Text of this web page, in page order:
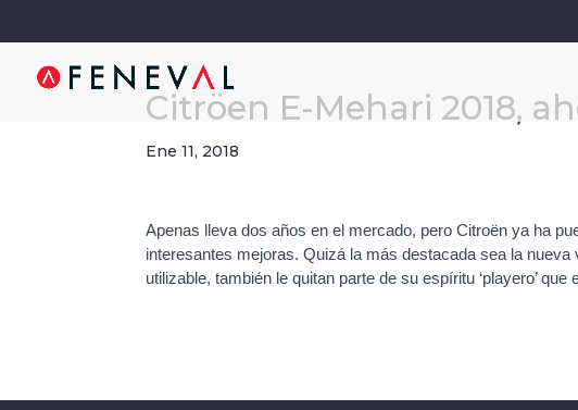
Citröen E-Mehari 2018,
Ene 11, 2018
Apenas lleva dos años en el mercado, pero Citroën ya ha
interesantes mejoras. Quizá la más destacada sea la
utilizable, también le quitan parte de su espíritu ‘playero’